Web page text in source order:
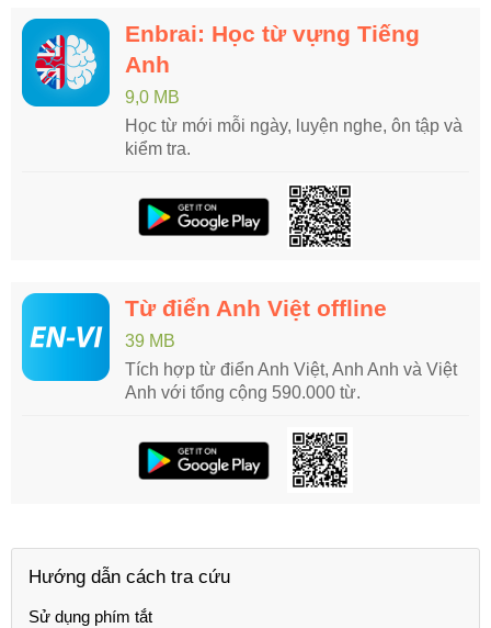
Enbrai: Học từ vựng Tiếng
Anh
9,0 MB
Học từ mới mỗi ngày, luyện nghe, ôn tập và
kiểm tra.
Từ điển Anh Việt offline
39 MB
Tích hợp từ điển Anh Việt, Anh Anh và Việt
Anh với tổng cộng 590.000 từ.
Hướng dẫn cách tra cứu
Sử dụng phím tắt